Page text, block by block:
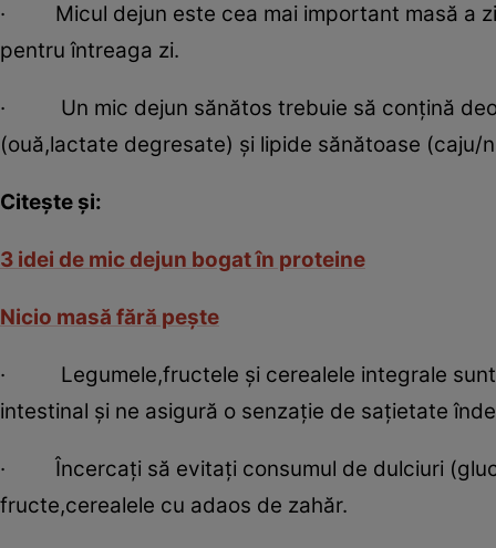
· Micul dejun este cea mai important masă a
pentru întreaga zi.
· Un mic dejun sănătos trebuie să conţină
(ouă,lactate degresate) şi lipide sănătoase (caju/
Citeşte şi:
3 idei de mic dejun bogat în proteine
Nicio masă fără peşte
· Legumele,fructele şi cerealele integrale sunt
intestinal şi ne asigură o senzaţie de saţietate
· Încercaţi să evitaţi consumul de dulciuri
fructe,cerealele cu adaos de zahăr.